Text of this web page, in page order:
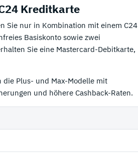
Kreditkarte
Sie nur in Kombination mit einem C24
Basiskonto sowie zwei
Sie eine Mastercard-Debitkarte,
Plus- und Max-Modelle mit
und höhere Cashback-Raten.